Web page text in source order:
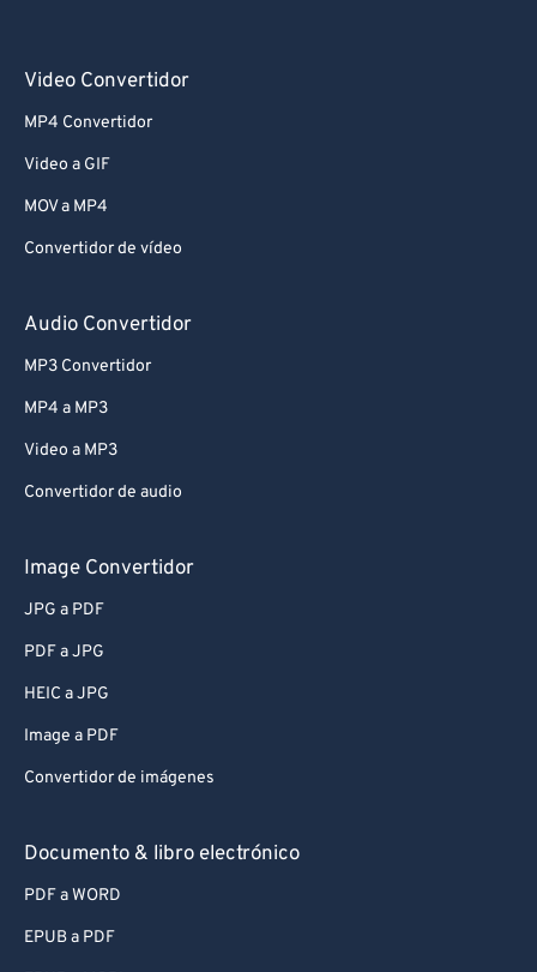
Video Convertidor
MP4 Convertidor
Video a GIF
MOV a MP4
Convertidor de vídeo
Audio Convertidor
MP3 Convertidor
MP4 a MP3
Video a MP3
Convertidor de audio
Image Convertidor
JPG a PDF
PDF a JPG
HEIC a JPG
Image a PDF
Convertidor de imágenes
Documento & libro electrónico
PDF a WORD
EPUB a PDF